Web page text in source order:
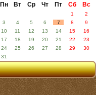
Пн Вт Ср Чт Пт Сб Вс
1
2
3
4 5 6 7 8
9
10
11 12 13 14 15
16
17
18 19 20 21 22
23
24
25 26 27 28 29
30
31